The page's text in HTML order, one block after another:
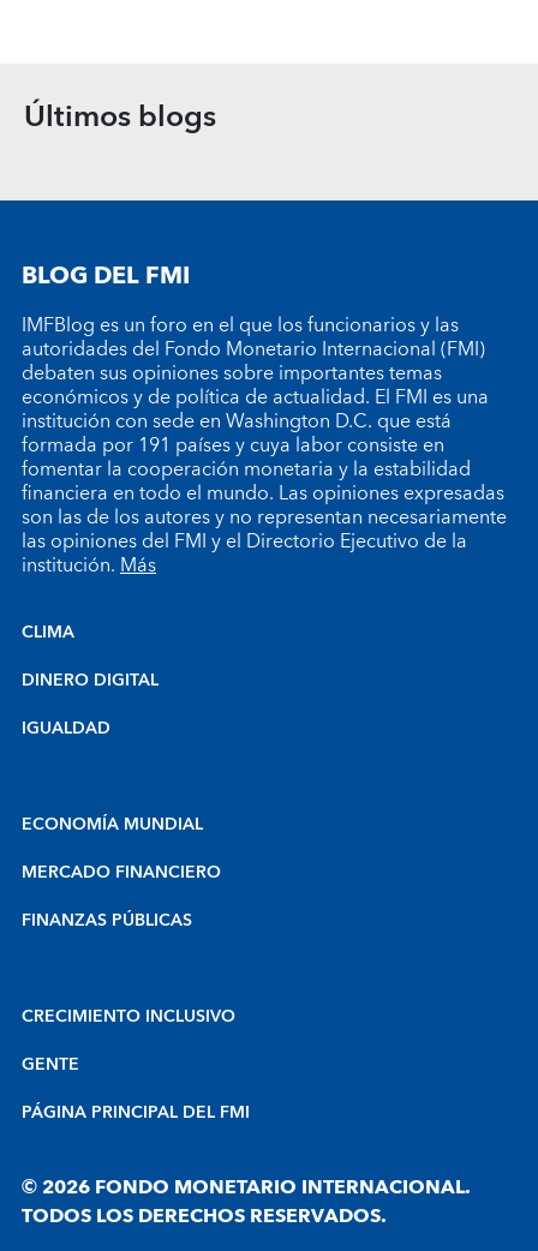
Últimos blogs
BLOG DEL FMI
IMFBlog es un foro en el que los funcionarios y las
autoridades del Fondo Monetario Internacional (FMI)
debaten sus opiniones sobre importantes temas
económicos y de política de actualidad. El FMI es una
institución con sede en Washington D.C. que está
formada por 191 países y cuya labor consiste en
fomentar la cooperación monetaria y la estabilidad
financiera en todo el mundo. Las opiniones expresadas
son las de los autores y no representan necesariamente
las opiniones del FMI y el Directorio Ejecutivo de la
institución.Más
CLIMA
DINERO DIGITAL
IGUALDAD
ECONOMÍA MUNDIAL
MERCADO FINANCIERO
FINANZAS PÚBLICAS
CRECIMIENTO INCLUSIVO
GENTE
PÁGINA PRINCIPAL DEL FMI
© 2026 FONDO MONETARIO INTERNACIONAL.
TODOS LOS DERECHOS RESERVADOS.